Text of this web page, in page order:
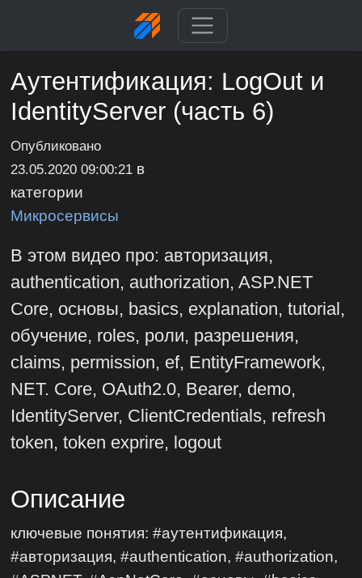
Аутентификация: LogOut и
IdentityServer (часть 6)
Опубликовано
23.05.2020 09:00:21 в
категории
Микросервисы
В этом видео про: авторизация,
authentication, authorization, ASP.NET
Core, основы, basics, explanation, tutorial,
обучение, roles, роли, разрешения,
claims, permission, ef, EntityFramework,
NET. Core, OAuth2.0, Bearer, demo,
IdentityServer, ClientCredentials, refresh
token, token exprire, logout
Описание
ключевые понятия: #аутентификация,
#авторизация, #authentication, #authorization,